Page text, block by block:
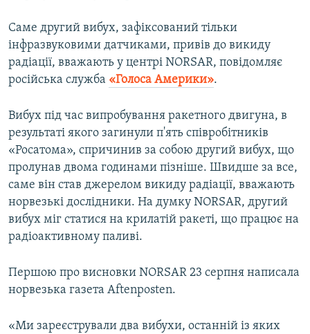
Саме другий вибух, зафіксований тільки
інфразвуковими датчиками, привів до викиду
радіації, вважають у центрі NORSAR, повідомляє
російська служба «Голоса Америки».
Вибух під час випробування ракетного двигуна, в
результаті якого загинули п'ять співробітників
«Росатома», спричинив за собою другий вибух, що
пролунав двома годинами пізніше. Швидше за все,
саме він став джерелом викиду радіації, вважають
норвезькі дослідники. На думку NORSAR, другий
вибух міг статися на крилатій ракеті, що працює на
радіоактивному паливі.
Першою про висновки NORSAR 23 серпня написала
норвезька газета Aftenposten.
«Ми зареєстрували два вибухи, останній із яких